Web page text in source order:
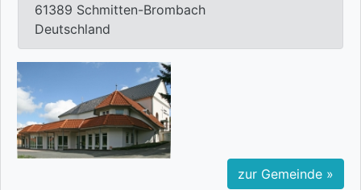
61389 Schmitten-Brombach
Deutschland
zur Gemeinde »